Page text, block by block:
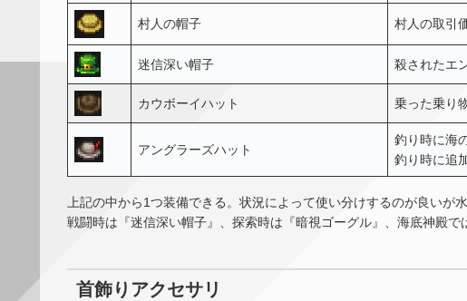
村人の帽子 村人の取引
迷信深い帽子 殺されたエ
カウボーイハット 乗った乗り
アングラーズハット
釣り時に海
釣り時に追
上記の中から1つ装備できる。状況によって使い分けするのが良いが
戦闘時は『迷信深い帽子』、探索時は『暗視ゴーグル』、海底神殿で
首飾りアクセサリ